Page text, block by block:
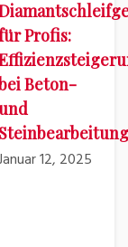
Profis:
Beton-
Steinbearbeitung
12, 2025